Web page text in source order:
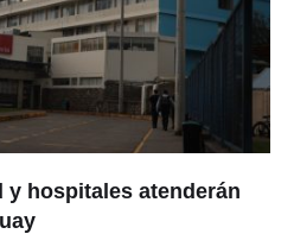
y hospitales atenderán